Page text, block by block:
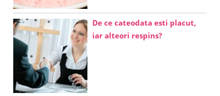
De ce cateodata esti placut,
iar alteori respins?